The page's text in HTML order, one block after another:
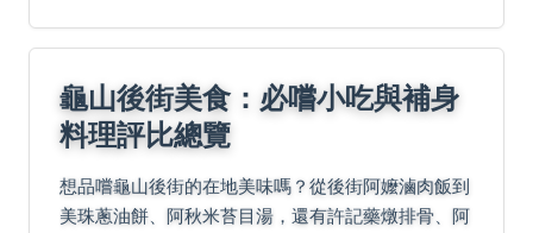
龜山後街美食：必嚐小吃與補身
料理評比總覽
想品嚐龜山後街的在地美味嗎？從後街阿嬤滷肉飯到
美珠蔥油餅、阿秋米苔目湯，還有許記藥燉排骨、阿